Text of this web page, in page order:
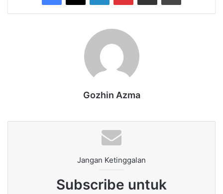
Gozhin Azma
Jangan Ketinggalan
Subscribe untuk